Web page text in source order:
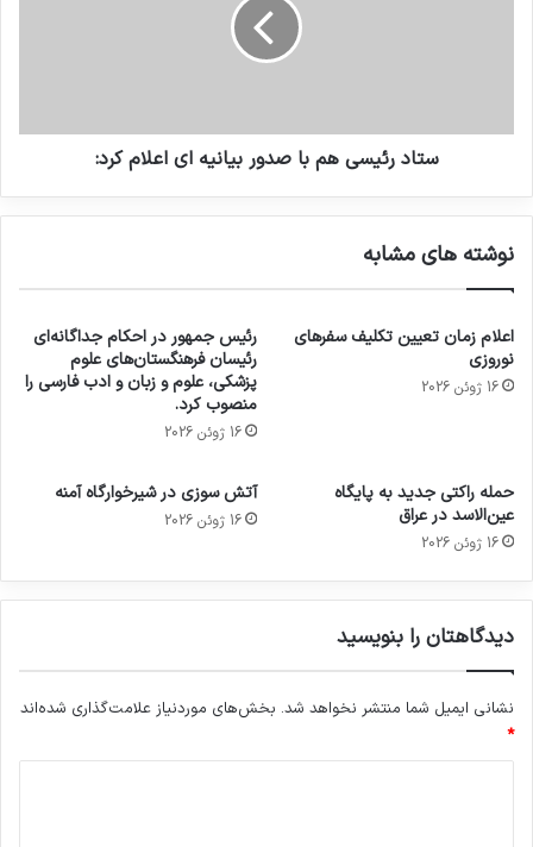
ستاد رئیسی هم با صدور بیانیه ای اعلام کرد:
نوشته های مشابه
اعلام زمان تعیین تکلیف سفرهای
نوروزی
16 ژوئن 2026
رئیس جمهور در احکام جداگانه‌ای
رئیسان فرهنگستان‌های علوم
پزشکی، علوم و زبان و ادب فارسی را
منصوب کرد.
16 ژوئن 2026
حمله راکتی جدید به پایگاه
عین‌الاسد در عراق
16 ژوئن 2026
آتش سوزی در شیرخوارگاه آمنه
16 ژوئن 2026
دیدگاهتان را بنویسید
نشانی ایمیل شما منتشر نخواهد شد. بخش‌های موردنیاز علامت‌گذاری شده‌اند
*